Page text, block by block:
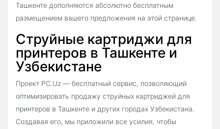
Ташкенте дополняются абсолютно бесплатным
размещением вашего предложения на этой странице.
Струйные картриджи для
принтеров в Ташкенте и
Узбекистане
Проект PC.Uz — бесплатный сервис, позволяющий
оптимизировать продажу струйных картриджей для
принтеров в Ташкенте и других городах Узбекистана.
Создавая его, мы приложили все усилия, чтобы